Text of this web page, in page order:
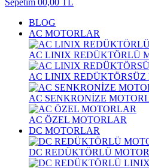
Sepetim 00,00 TL
BLOG
AC MOTORLAR
AC LINIX REDÜKTÖRLÜ
AC LINIX REDÜKTÖRSÜZ
AC SENKRONİZE
AC ÖZEL MOTORLAR
DC MOTORLAR
DC REDÜKTÖRLÜ